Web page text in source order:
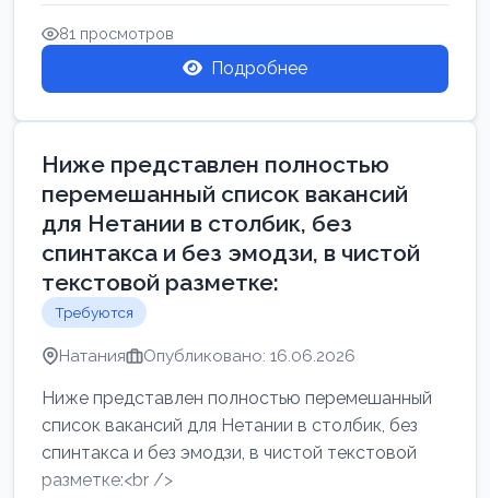
81 просмотров
Подробнее
Ниже представлен полностью
перемешанный список вакансий
для Нетании в столбик, без
спинтакса и без эмодзи, в чистой
текстовой разметке:
Требуются
Натания Опубликовано: 16.06.2026
Ниже представлен полностью перемешанный
список вакансий для Нетании в столбик, без
спинтакса и без эмодзи, в чистой текстовой
разметке:<br />